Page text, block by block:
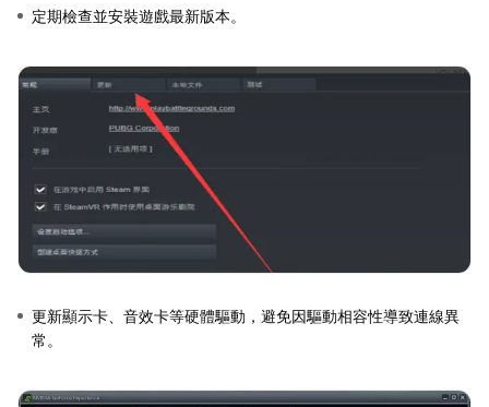
定期檢查並安裝遊戲最新版本。
更新顯示卡、音效卡等硬體驅動，避免因驅動相容性導致連線異
常。